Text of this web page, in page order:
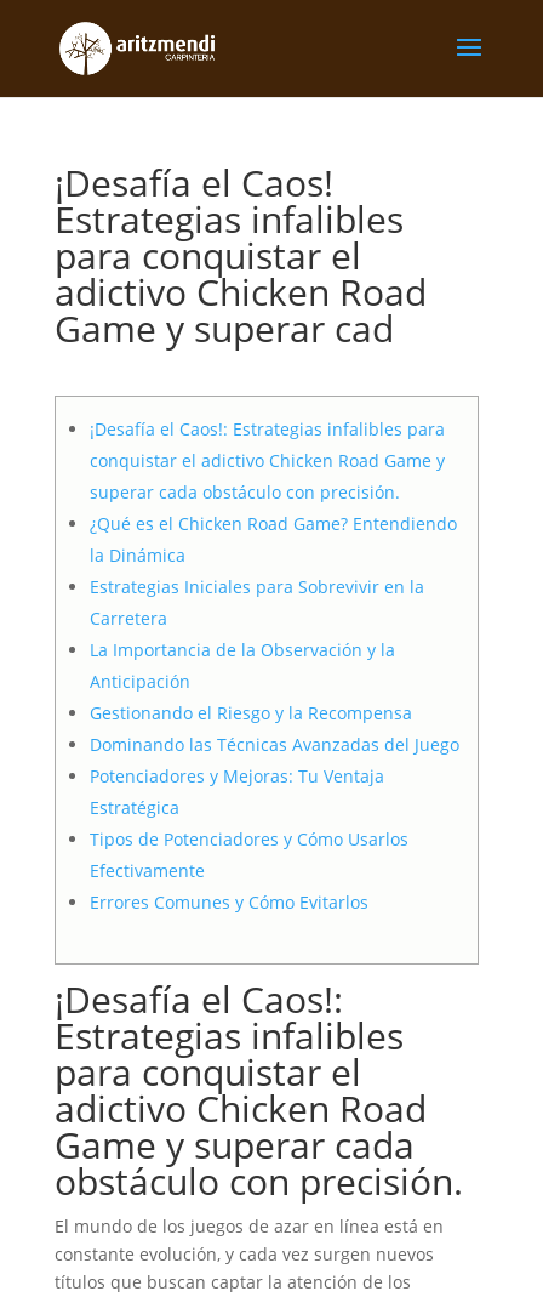
¡Desafía el Caos!
Estrategias infalibles
para conquistar el
adictivo Chicken Road
Game y superar cad
¡Desafía el Caos!: Estrategias infalibles para
conquistar el adictivo Chicken Road Game y
superar cada obstáculo con precisión.
¿Qué es el Chicken Road Game? Entendiendo
la Dinámica
Estrategias Iniciales para Sobrevivir en la
Carretera
La Importancia de la Observación y la
Anticipación
Gestionando el Riesgo y la Recompensa
Dominando las Técnicas Avanzadas del Juego
Potenciadores y Mejoras: Tu Ventaja
Estratégica
Tipos de Potenciadores y Cómo Usarlos
Efectivamente
Errores Comunes y Cómo Evitarlos
¡Desafía el Caos!:
Estrategias infalibles
para conquistar el
adictivo Chicken Road
Game y superar cada
obstáculo con precisión.
El mundo de los juegos de azar en línea está en
constante evolución, y cada vez surgen nuevos
títulos que buscan captar la atención de los